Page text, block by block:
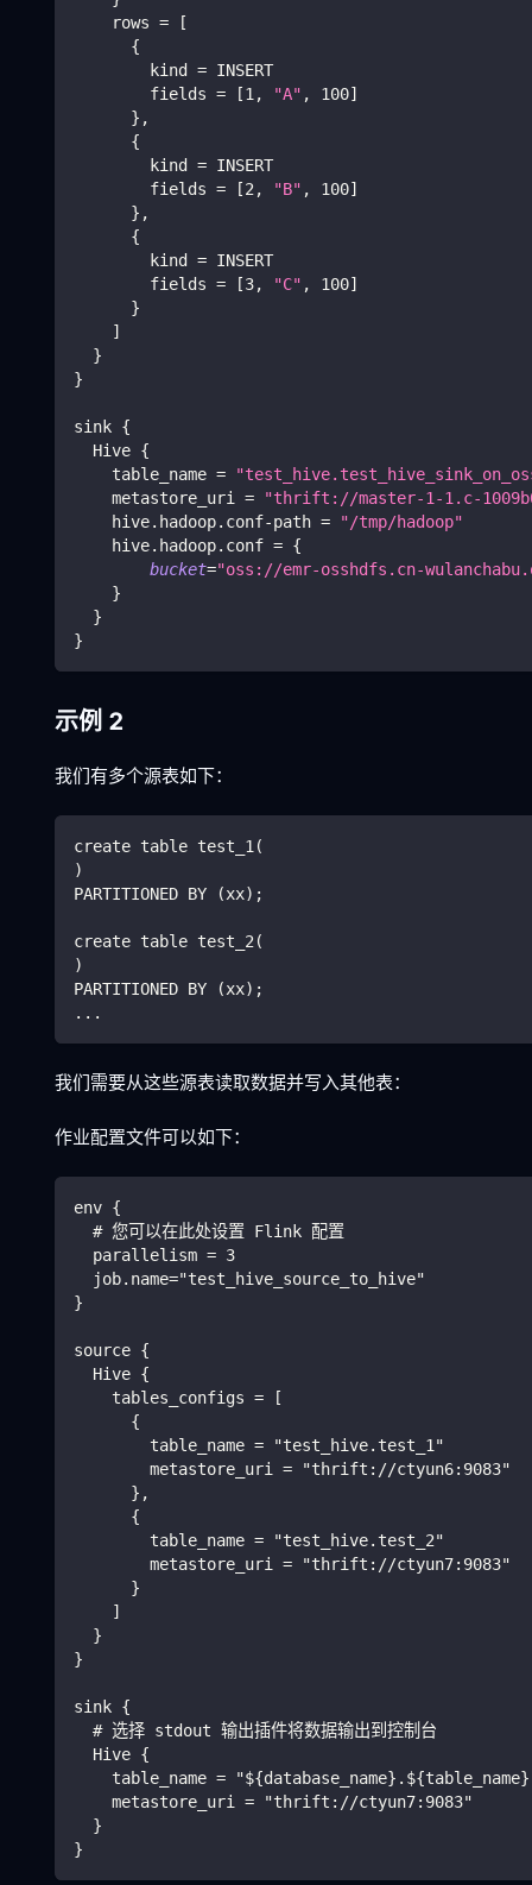
    rows
=
[
{
        kind
= INSERT
        fields
= [1 , "A" , 100]
} ,
{
        kind
= INSERT
        fields
= [2 , "B" , 100]
} ,
{
        kind
= INSERT
        fields
= [3, "C" , 100]
}
]
}
}
sink {
  Hive
{
    table_name
=
    metastore_uri
=
"thrift://master-1-1.c-
    hive.hadoop.conf-path
=
"/tmp/hadoop"
    hive.hadoop.conf
= {
bucket="oss://emr-osshdfs.cn-
}
}
}
示例 2
我们有多个源表如下：
create table test_1 (
)
PARTITIONED BY
(xx) ;
create table test_2 (
)
PARTITIONED BY
(xx) ;
.. .
我们需要从这些源表读取数据并写入其他表：
作业配置文件可以如下：
env {
  # 您可以在此处设置 Flink 配置
  parallelism = 3
  job.name="test_hive_source_to_hive"
}
source {
  Hive {
    tables_configs = [
      {
        table_name = "test_hive.test_1"
        metastore_uri = "thrift://ctyun6:9083"
      },
      {
        table_name = "test_hive.test_2"
        metastore_uri = "thrift://ctyun7:9083"
      }
    ]
  }
}
sink {
  # 选择 stdout 输出插件将数据输出到控制台
  Hive {
table_name =
    metastore_uri = "thrift://ctyun7:9083"
  }
}